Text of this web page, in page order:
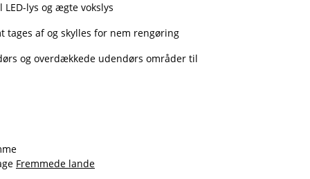
lys og ægte vokslys
tages af og skylles for nem rengøring
og overdækkede udendørs områder til
Fremmede lande